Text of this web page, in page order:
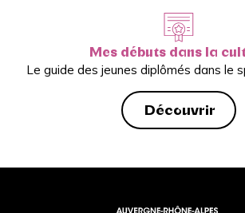
Mes débuts dans la
Le guide des jeunes diplômés dans le
Découvrir